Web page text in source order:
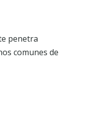
penetra
comunes de